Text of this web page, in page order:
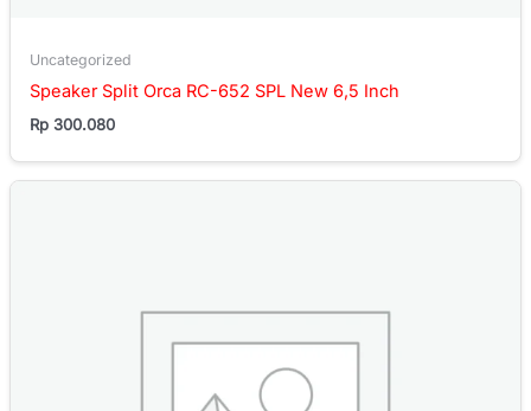
Uncategorized
Speaker Split Orca RC-652 SPL New 6,5 Inch
Rp 300.080